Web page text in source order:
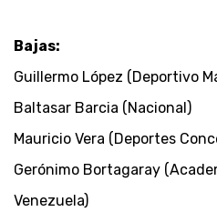
Bajas:
Guillermo López (Deportivo
Baltasar Barcia (Nacional)
Mauricio Vera (Deportes
Gerónimo Bortagaray
Venezuela)